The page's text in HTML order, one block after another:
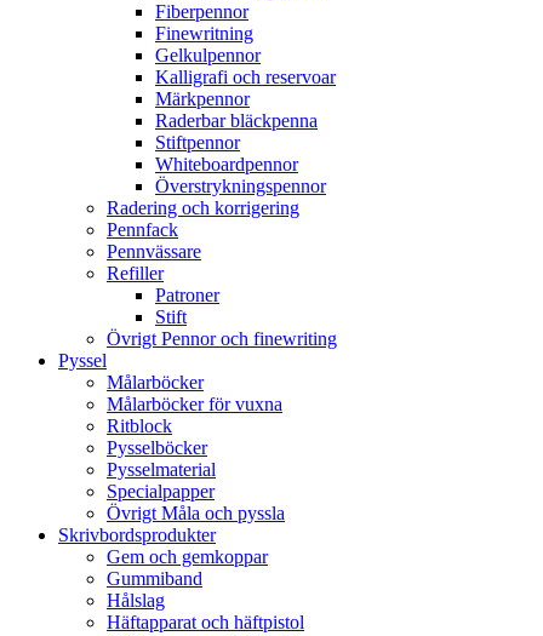
Fiberpennor
Finewritning
Gelkulpennor
Kalligrafi och reservoar
Märkpennor
Raderbar bläckpenna
Stiftpennor
Whiteboardpennor
Överstrykningspennor
Radering och korrigering
Pennfack
Pennvässare
Refiller
Patroner
Stift
Övrigt Pennor och finewriting
Pyssel
Målarböcker
Målarböcker för vuxna
Ritblock
Pysselböcker
Pysselmaterial
Specialpapper
Övrigt Måla och pyssla
Skrivbordsprodukter
Gem och gemkoppar
Gummiband
Hålslag
Häftapparat och häftpistol